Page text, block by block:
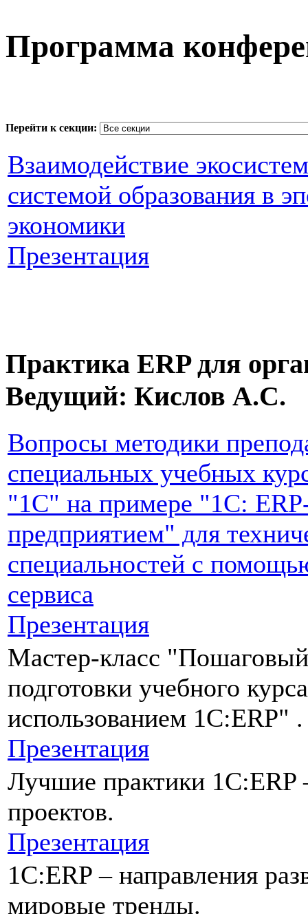
Программа
Перейти к секции:
Взаимодействие
системой образования в
экономики
Презентация
Практика ERP для
Ведущий: Кислов А.С.
Вопросы методики
специальных учебных
"1С" на примере "1С:
предприятием" для
специальностей с
сервиса
Презентация
Мастер-класс
подготовки учебного
использованием 1С:ERP" .
Презентация
Лучшие практики 1С:ERP
проектов.
Презентация
1С:ERP – направления
мировые тренды.